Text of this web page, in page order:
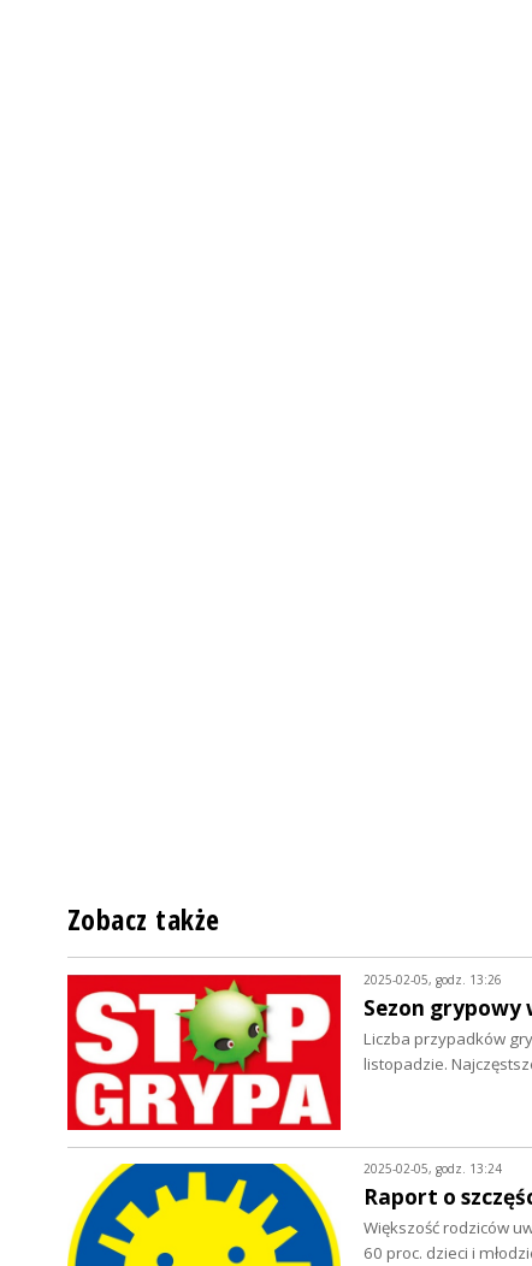
Zobacz także
2025-02-05, godz. 13:26
Sezon grypowy
Liczba przypadków
listopadzie.
2025-02-05, godz. 13:24
Raport o
Większość rodziców
60 proc. dzieci i